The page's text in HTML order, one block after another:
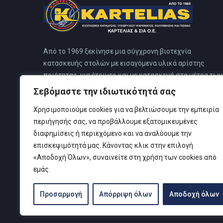
Σεβόμαστε την ιδιωτικότητά σας
Χρησιμοποιούμε cookies για να βελτιώσουμε την εμπειρία
περιήγησής σας, να προβάλλουμε εξατομικευμένες
διαφημίσεις ή περιεχόμενο και να αναλύουμε την
επισκεψιμότητά μας. Κάνοντας κλικ στην επιλογή
«Αποδοχή Όλων», συναινείτε στη χρήση των cookies από
εμάς.
Προσαρμογή Απόρριψη όλων Αποδοχή όλων
Από το 1969 ξεκίνησε μια σύγχρονη βιοτεχνία
κατασκευής στολών με εισαγόμενα υλικά αρίστης
ποιότητας, για έτοιμες και με κατασκευή στα μέτρα των
πελατών. Η εταιρεία από το 1983 μεταφέρθηκε σε
ιδιόκτητο κτίριο στο Ν. Φάληρο. Αυτό το κτίριο
προσχεδιάστηκε για ειδικό κέντρο κατάδυσης, για να
καλύπτει όλες τις ανάγκες των πελατών του, όπου και
στεγάζονται όλες οι δραστηριότητες της εταιρείας.